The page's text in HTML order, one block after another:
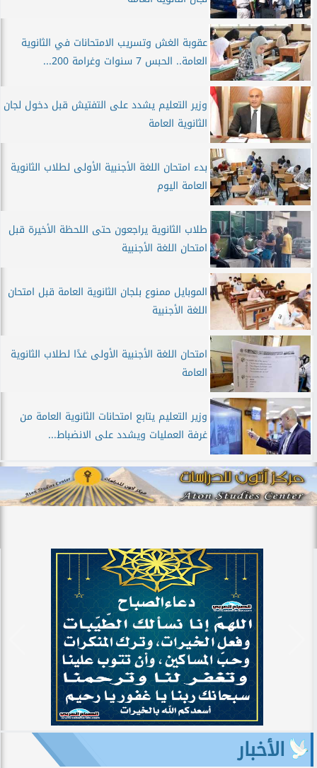
عقوبة الغش وتسريب الامتحانات في الثانوية
العامة.. الحبس 7 سنوات وغرامة 200...
وزير التعليم يشدد على التفتيش قبل دخول لجان
الثانوية العامة
بدء امتحان اللغة الأجنبية الأولى لطلاب الثانوية
العامة اليوم
طلاب الثانوية يراجعون حتى اللحظة الأخيرة قبل
امتحان اللغة الأجنبية
الموبايل ممنوع بلجان الثانوية العامة قبل امتحان
اللغة الأجنبية
امتحان اللغة الأجنبية الأولى غدًا لطلاب الثانوية
العامة
وزير التعليم يتابع امتحانات الثانوية العامة من
غرفة العمليات ويشدد على الانضباط...
الأخبار